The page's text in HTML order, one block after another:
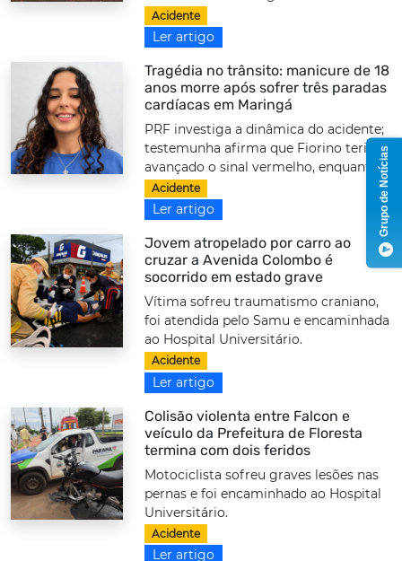
Acidente
Ler artigo
Tragédia no trânsito: manicure de 18
anos morre após sofrer três paradas
cardíacas em Maringá
PRF investiga a dinâmica do acidente;
testemunha afirma que Fiorino teria
avançado o sinal vermelho, enquanto...
Acidente
Ler artigo
Jovem atropelado por carro ao
cruzar a Avenida Colombo é
socorrido em estado grave
Vítima sofreu traumatismo craniano,
foi atendida pelo Samu e encaminhada
ao Hospital Universitário.
Acidente
Ler artigo
Colisão violenta entre Falcon e
veículo da Prefeitura de Floresta
termina com dois feridos
Motociclista sofreu graves lesões nas
pernas e foi encaminhado ao Hospital
Universitário.
Acidente
Ler artigo
Grupo de Notícias